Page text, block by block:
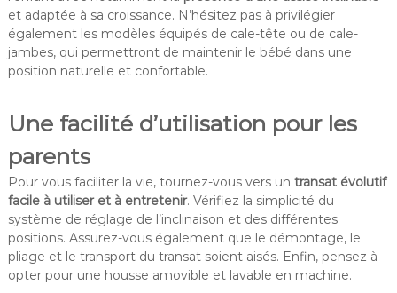
et adaptée à sa croissance. N’hésitez pas à privilégier
également les modèles équipés de cale-tête ou de cale-
jambes, qui permettront de maintenir le bébé dans une
position naturelle et confortable.
Une facilité d’utilisation pour les
parents
Pour vous faciliter la vie, tournez-vous vers un transat évolutif
facile à utiliser et à entretenir. Vérifiez la simplicité du
système de réglage de l’inclinaison et des différentes
positions. Assurez-vous également que le démontage, le
pliage et le transport du transat soient aisés. Enfin, pensez à
opter pour une housse amovible et lavable en machine.